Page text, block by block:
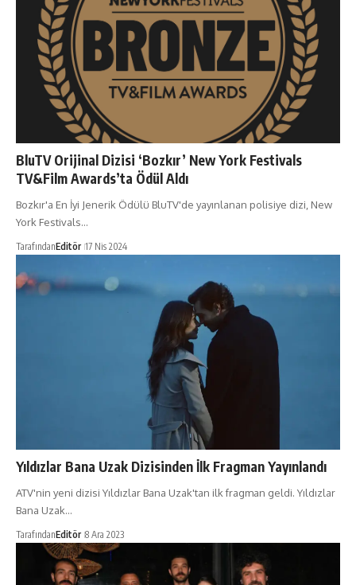
BluTV Orijinal Dizisi ‘Bozkır’ New York Festivals
TV&Film Awards’ta Ödül Aldı
Bozkır'a En İyi Jenerik Ödülü BluTV'de yayınlanan polisiye dizi, New
York Festivals…
TarafındanEditör 17 Nis 2024
Yıldızlar Bana Uzak Dizisinden İlk Fragman Yayınlandı
ATV'nin yeni dizisi Yıldızlar Bana Uzak'tan ilk fragman geldi. Yıldızlar
Bana Uzak…
TarafındanEditör 8 Ara 2023